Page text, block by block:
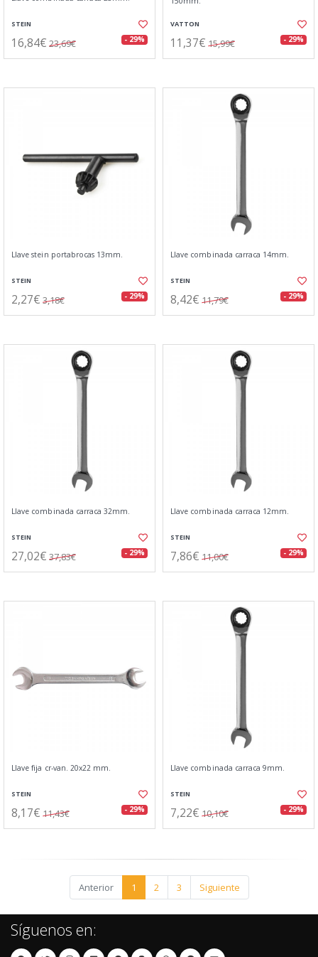
STEIN
16,84€ 23,69€ - 29%
VATTON
11,37€ 15,99€ - 29%
Llave stein portabrocas 13mm.
STEIN
2,27€ 3,18€ - 29%
Llave combinada carraca 14mm.
STEIN
8,42€ 11,79€ - 29%
Llave combinada carraca 32mm.
STEIN
27,02€ 37,83€ - 29%
Llave combinada carraca 12mm.
STEIN
7,86€ 11,00€ - 29%
Llave fija cr-van. 20x22 mm.
STEIN
8,17€ 11,43€ - 29%
Llave combinada carraca 9mm.
STEIN
7,22€ 10,10€ - 29%
Anterior 1 2 3 Siguiente
Síguenos en: